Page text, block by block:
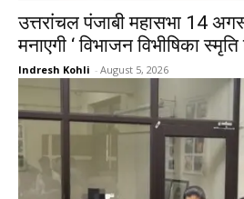
उत्तरांचल पंजाबी महासभा 14
मनाएगी ‘ विभाजन विभीषिका स्मृति
Indresh Kohli - August 5, 2026